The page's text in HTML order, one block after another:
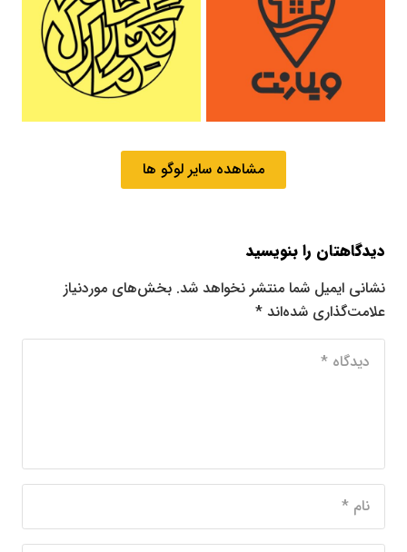
مشاهده سایر لوگو ها
دیدگاهتان را بنویسید
نشانی ایمیل شما منتشر نخواهد شد. بخش‌های موردنیاز
علامت‌گذاری شده‌اند *